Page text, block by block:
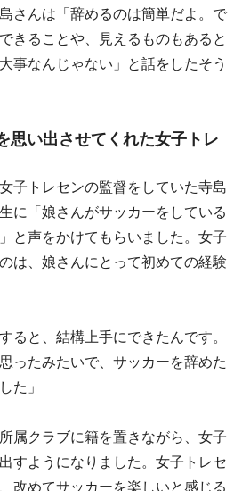
さんは「辞めるのは簡単だよ。で
きることや、見えるものもあると
事なんじゃない」と話をしたそう
思い出させてくれた女子トレ
子トレセンの監督をしていた寺島
に「娘さんがサッカーをしている
と声をかけてもらいました。女子
は、娘さんにとって初めての経験
ると、結構上手にできたんです。
ったみたいで、サッカーを辞めた
た」
属クラブに籍を置きながら、女子
すようになりました。女子トレセ
改めてサッカーを楽しいと感じる